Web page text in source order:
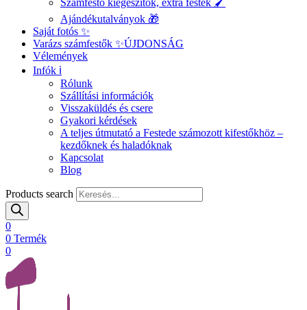
Számfestő kiegészítők, extra festék 🖌️
Ajándékutalványok 🎁
Saját fotós ✨
Varázs számfestők ✨ÚJDONSÁG
Vélemények
Infók ℹ️
Rólunk
Szállítási információk
Visszaküldés és csere
Gyakori kérdések
A teljes útmutató a Festede számozott kifestőkhöz –
kezdőknek és haladóknak
Kapcsolat
Blog
Products search
0
0 Termék
0